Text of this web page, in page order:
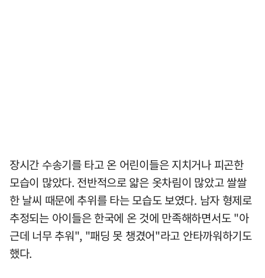
장시간 수송기를 타고 온 어린이들은 지치거나 피곤한
모습이 많았다. 전반적으로 얇은 옷차림이 많았고 쌀쌀
한 날씨 때문에 추위를 타는 모습도 보였다. 남자 형제로
추정되는 아이들은 한국에 온 것에 만족해하면서도 "아
근데 너무 추워", "패딩 못 챙겼어"라고 안타까워하기도
했다.